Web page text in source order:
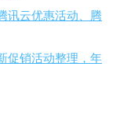
讯云优惠活动、腾
促销活动整理，年